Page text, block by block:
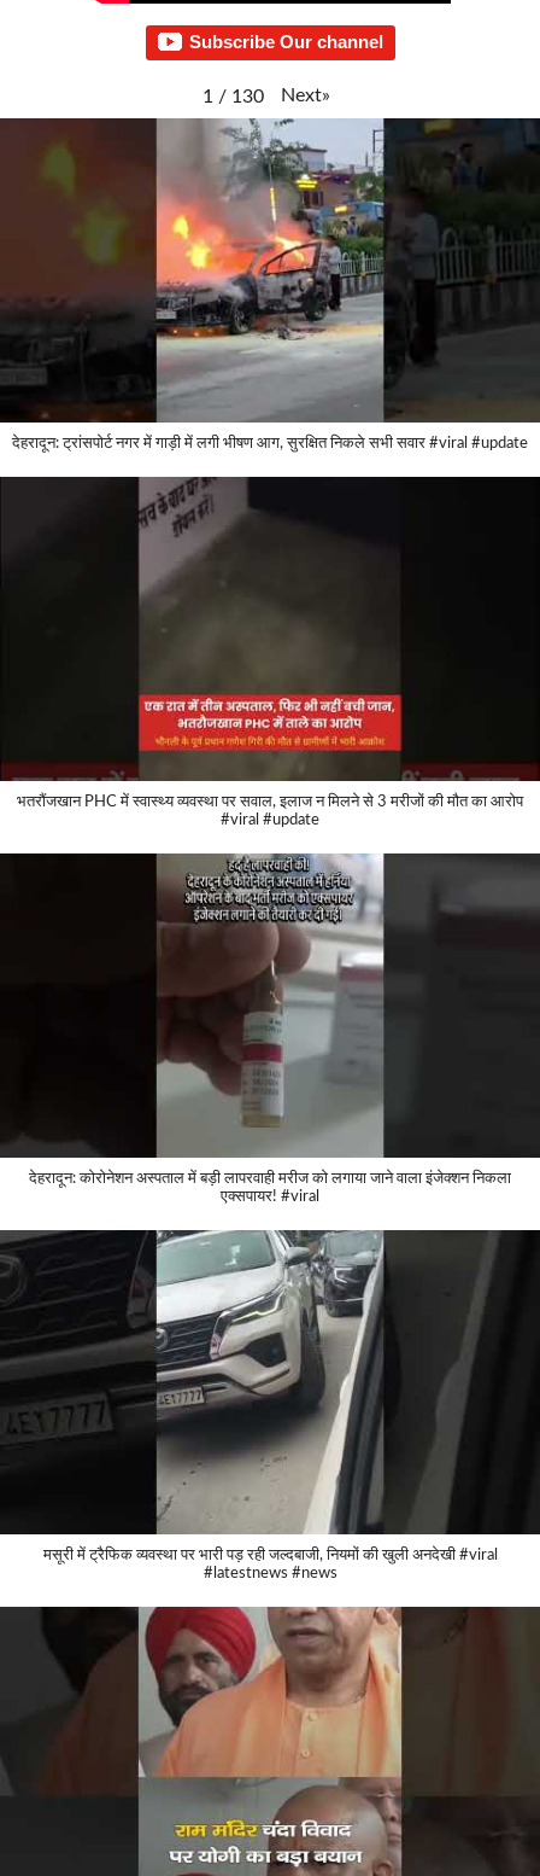
Subscribe Our channel
1 / 130 Next»
देहरादून: ट्रांसपोर्ट नगर में गाड़ी में लगी भीषण आग, सुरक्षित निकले सभी सवार #viral #update
भतरौंजखान PHC में स्वास्थ्य व्यवस्था पर सवाल, इलाज न मिलने से 3 मरीजों की मौत का आरोप
#viral #update
देहरादून: कोरोनेशन अस्पताल में बड़ी लापरवाही मरीज को लगाया जाने वाला इंजेक्शन निकला
एक्सपायर! #viral
मसूरी में ट्रैफिक व्यवस्था पर भारी पड़ रही जल्दबाजी, नियमों की खुली अनदेखी #viral
#latestnews #news